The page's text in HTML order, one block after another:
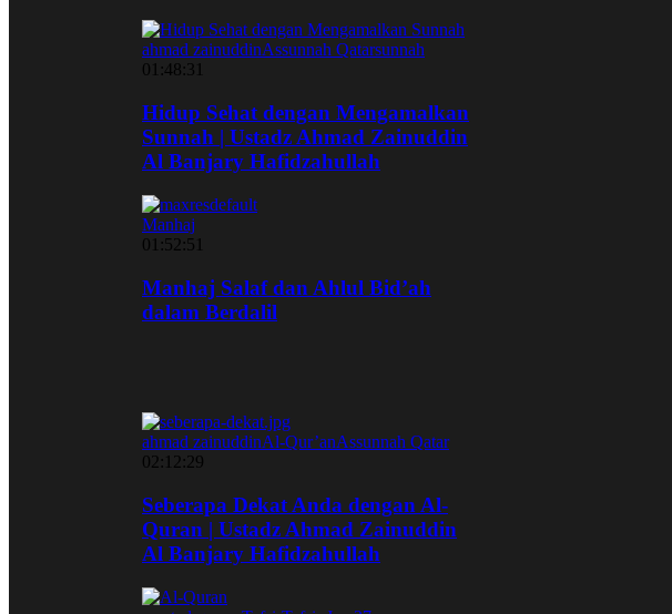
ahmad zainuddinAssunnah Qatarsunnah
01:48:31
Hidup Sehat dengan Mengamalkan
Sunnah | Ustadz Ahmad Zainuddin
Al Banjary Hafidzahullah
Manhaj
01:52:51
Manhaj Salaf dan Ahlul Bid’ah
dalam Berdalil
ahmad zainuddinAl-Qur’anAssunnah Qatar
02:12:29
Seberapa Dekat Anda dengan Al-
Quran | Ustadz Ahmad Zainuddin
Al Banjary Hafidzahullah